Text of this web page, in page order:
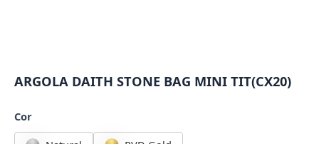
ARGOLA DAITH STONE BAG MINI TIT(CX20)
Cor